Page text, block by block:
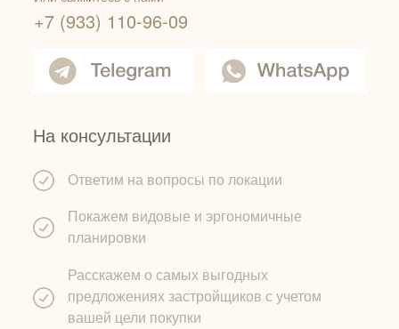
Расскажем о самых выгодных
предложениях застройщиков с учетом
вашей цели покупки
Покажем видовые и эргономичные
планировки
Ответим на вопросы по локации
На консультации
+7 (933) 110-96-09